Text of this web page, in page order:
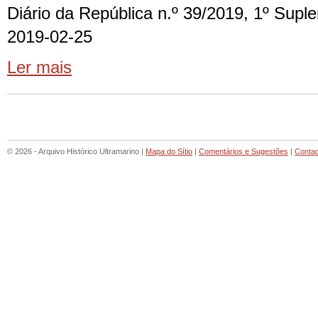
Diário da República n.º 39/2019, 1º
2019-02-25
Ler mais
© 2026 - Arquivo Histórico Ultramarino | Mapa do Sítio | Comentários e Sugestões |